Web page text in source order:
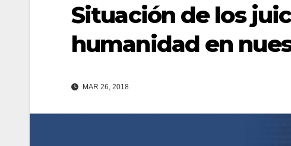
Situación de los
humanidad en
MAR 26, 2018